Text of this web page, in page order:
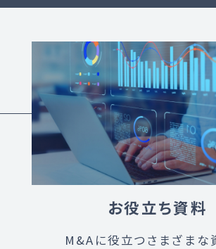
お役立ち資料
M&Aに役立つさまざまな